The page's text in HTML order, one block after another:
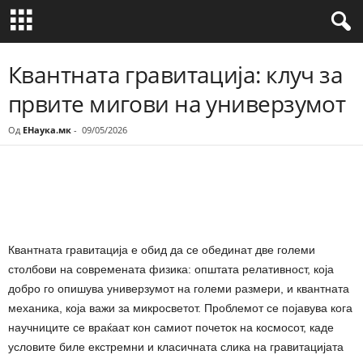
Квантната гравитација: клуч за
првите мигови на универзумот
Од ЕНаука.мк - 09/05/2026
Квантната гравитација е обид да се обединат две големи
столбови на современата физика: општата релативност, која
добро го опишува универзумот на големи размери, и квантната
механика, која важи за микросветот. Проблемот се појавува кога
научниците се враќаат кон самиот почеток на космосот, каде
условите биле екстремни и класичната слика на гравитацијата